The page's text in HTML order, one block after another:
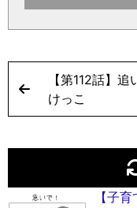
【第112話】追
けっこ
【子